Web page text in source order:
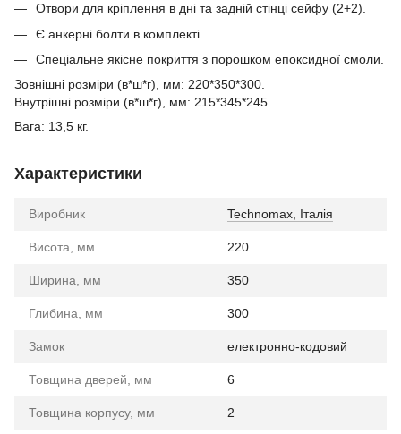
Отвори для кріплення в дні та задній стінці сейфу (2+2).
Є анкерні болти в комплекті.
Спеціальне якісне покриття з порошком епоксидної смоли.
Зовнішні розміри (в*ш*г), мм: 220*350*300.
Внутрішні розміри (в*ш*г), мм: 215*345*245.
Вага: 13,5 кг.
Характеристики
Виробник Technomax, Італія
Висота, мм 220
Ширина, мм 350
Глибина, мм 300
Замок електронно-кодовий
Товщина дверей, мм 6
Товщина корпусу, мм 2